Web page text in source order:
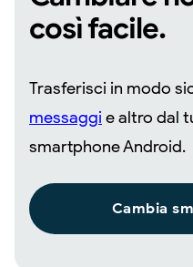
così facile.
Trasferisci in modo
messaggi e altro dal
smartphone Android.
Cambia